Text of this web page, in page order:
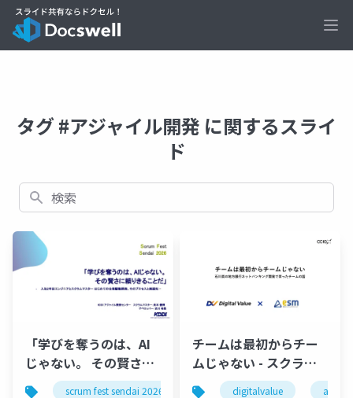
タグ #アジャイル開発 に関するスライ
ド
検索
「学びを奪うのは、AI
じゃない。 その賢さに
頼りきることだ」
scrum fest sendai 2026 scrum
チームは最初からチー
ムじゃない - スクラム
フェス金沢2026
digitalvalue agile